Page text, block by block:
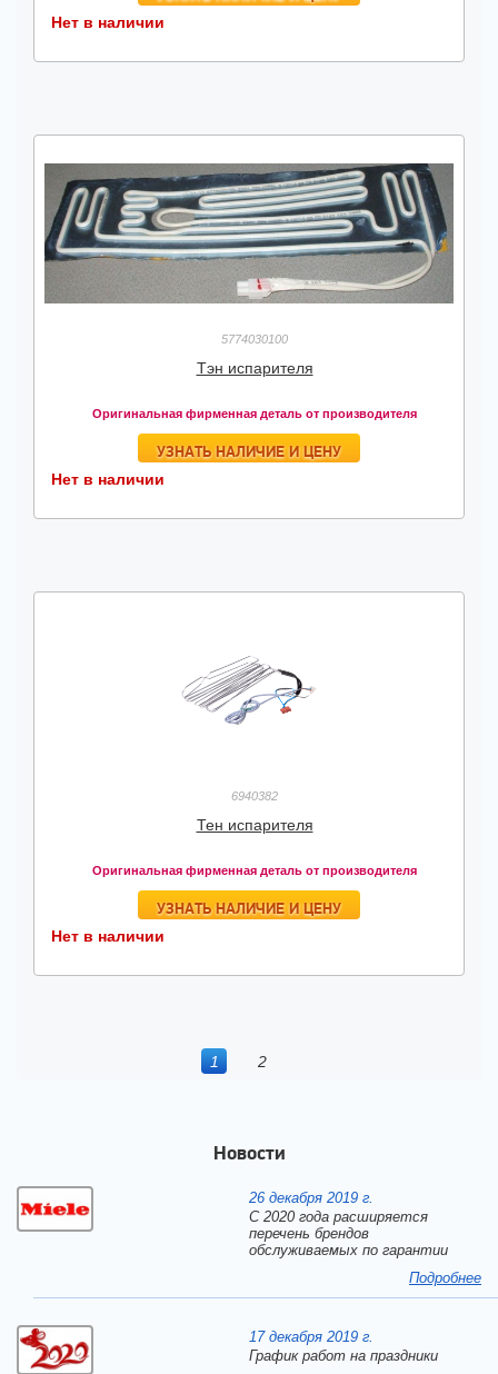
Нет в наличии
5774030100
Тэн испарителя
Оригинальная фирменная деталь от производителя
УЗНАТЬ НАЛИЧИЕ И ЦЕНУ
Нет в наличии
6940382
Тен испарителя
Оригинальная фирменная деталь от производителя
УЗНАТЬ НАЛИЧИЕ И ЦЕНУ
Нет в наличии
1 2
Новости
26 декабря 2019 г.
С 2020 года расширяется
перечень брендов
обслуживаемых по гарантии
Подробнее
17 декабря 2019 г.
График работ на праздники